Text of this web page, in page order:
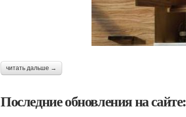
читать дальше →
Последние обновления на сайте: